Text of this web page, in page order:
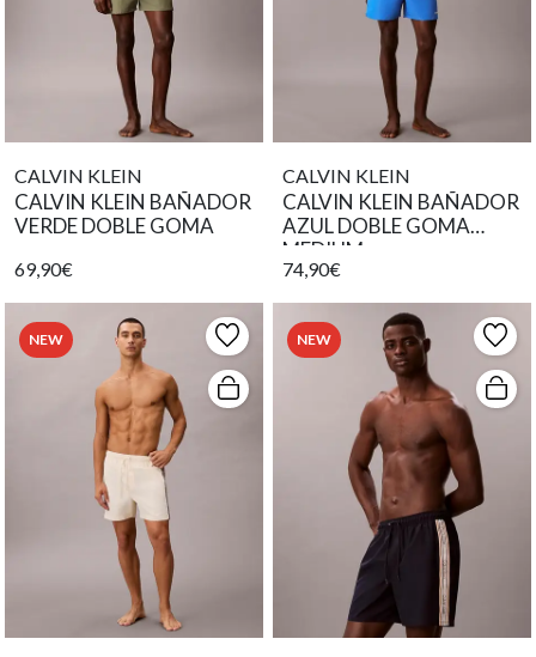
CALVIN KLEIN
CALVIN KLEIN BAÑADOR
VERDE DOBLE GOMA
69,90€
CALVIN KLEIN
CALVIN KLEIN BAÑADOR
AZUL DOBLE GOMA
MEDIUM
74,90€
NEW NEW